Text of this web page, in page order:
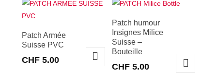
Patch Armée
Suisse PVC
CHF5.00
Patch humour
Insignes Milice
Suisse –
Bouteille
CHF 5.00